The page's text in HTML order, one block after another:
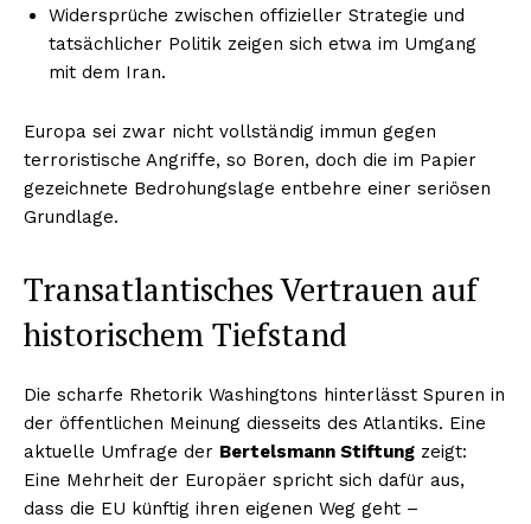
Widersprüche zwischen offizieller Strategie und
tatsächlicher Politik zeigen sich etwa im Umgang
mit dem Iran.
Europa sei zwar nicht vollständig immun gegen
terroristische Angriffe, so Boren, doch die im Papier
gezeichnete Bedrohungslage entbehre einer seriösen
Grundlage.
Transatlantisches Vertrauen auf
historischem Tiefstand
Die scharfe Rhetorik Washingtons hinterlässt Spuren in
der öffentlichen Meinung diesseits des Atlantiks. Eine
aktuelle Umfrage der Bertelsmann Stiftung zeigt:
Eine Mehrheit der Europäer spricht sich dafür aus,
dass die EU künftig ihren eigenen Weg geht –